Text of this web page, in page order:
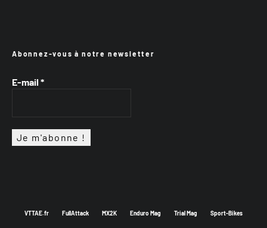
Abonnez-vous à notre newsletter
E-mail *
VTTAE.fr FullAttack MX2K Enduro Mag Trial Mag Sport-Bikes